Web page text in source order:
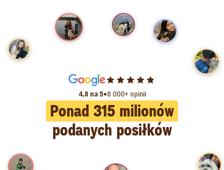
4,8 na 5•8 000+ opinii
Ponad 315 milionów
podanych posiłków